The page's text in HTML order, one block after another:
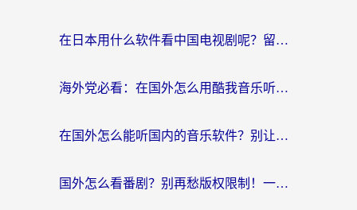
在日本用什么软件看中国电视剧呢？留学生亲测有效的回国加速方案
海外党必看：在国外怎么用酷我音乐听音乐？告别“地区不支持”的实用指南
在国外怎么能听国内的音乐软件？别让版权限制断了你的“中文歌单”
国外怎么看番剧？别再愁版权限制！一个工具解决所有回国追剧难题